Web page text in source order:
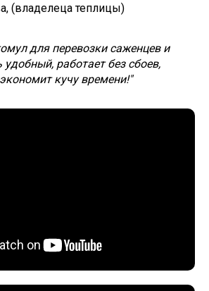
(владелеца теплицы)
для перевозки саженцев и
работает без сбоев,
кучу времени!"